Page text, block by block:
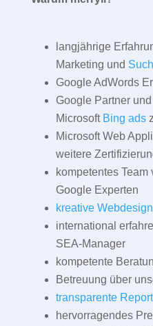
langjährige
Marketing und
Google AdWords
Google Partner und
Microsoft Bing ads
Microsoft Web
weitere
kompetentes
Google Experten
kreative
international
SEA-Manager
kompetente
Betreuung über
transparente
hervorragendes